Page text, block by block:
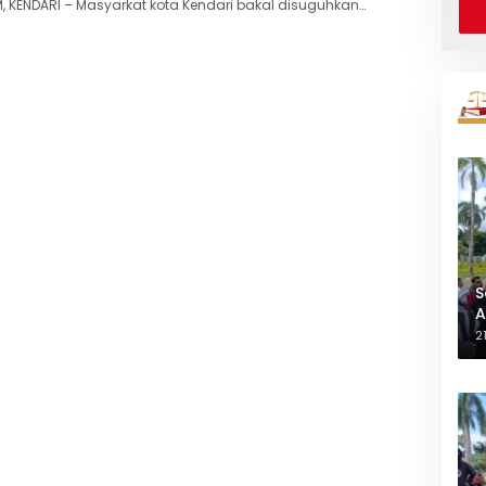
KENDARI – Masyarkat kota Kendari bakal disuguhkan…